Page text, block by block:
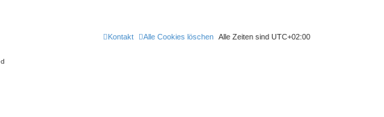
Alle Zeiten sind UTC+02:00
Alle Cookies löschen
Kontakt